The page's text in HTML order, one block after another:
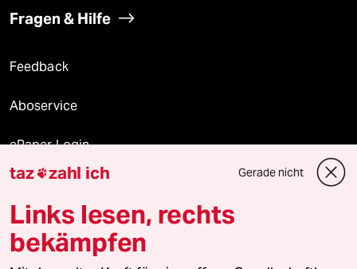
Fragen & Hilfe
Feedback
Aboservice
ePaper Login
Downloads für Abonnierende
© 2026 taz Verlags und Vertriebs GmbH
taz zahl ich Gerade nicht
Links lesen, rechts
bekämpfen